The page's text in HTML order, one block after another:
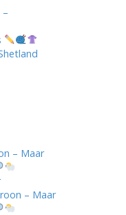
– Maar
– Maar